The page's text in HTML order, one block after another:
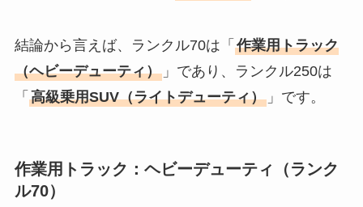
結論から言えば、ランクル70は「 作業用トラック
（ヘビーデューティ）」であり、ランクル250は
「 高級乗用SUV（ライトデューティ）」です。
作業用トラック：ヘビーデューティ（ランク
ル70）